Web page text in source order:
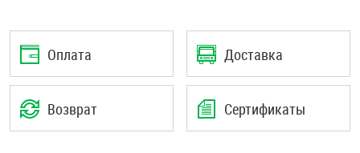
Такелаж
Хомуты
Шайбы
Оплата Доставка
Возврат Сертификаты